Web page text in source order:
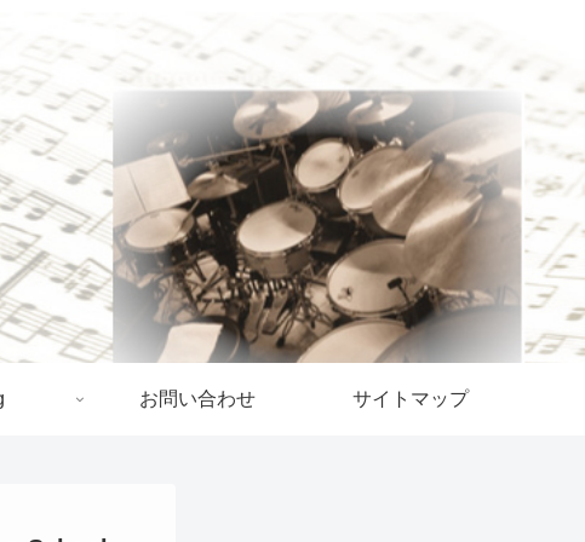
お問い合わせ サイトマップ